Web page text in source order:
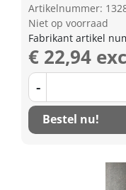
Artikelnummer:
Niet op voorraad
Fabrikant artikel
€ 22,94
-
Bestel nu!